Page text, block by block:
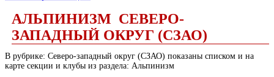
АЛЬПИНИЗМ СЕВЕРО-
ЗАПАДНЫЙ ОКРУГ (СЗАО)
В рубрике: Северо-западный округ (СЗАО) показаны списком и на
карте секции и клубы из раздела: Альпинизм